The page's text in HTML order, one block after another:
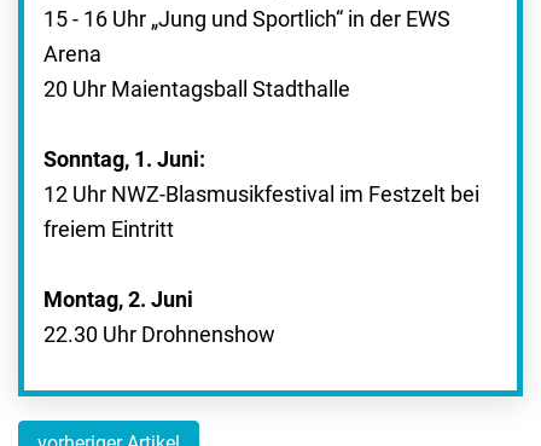
15 - 16 Uhr „Jung und Sportlich“ in der EWS
Arena
20 Uhr Maientagsball Stadthalle
Sonntag, 1. Juni:
12 Uhr NWZ-Blasmusikfestival im Festzelt bei
freiem Eintritt
Montag, 2. Juni
22.30 Uhr Drohnenshow